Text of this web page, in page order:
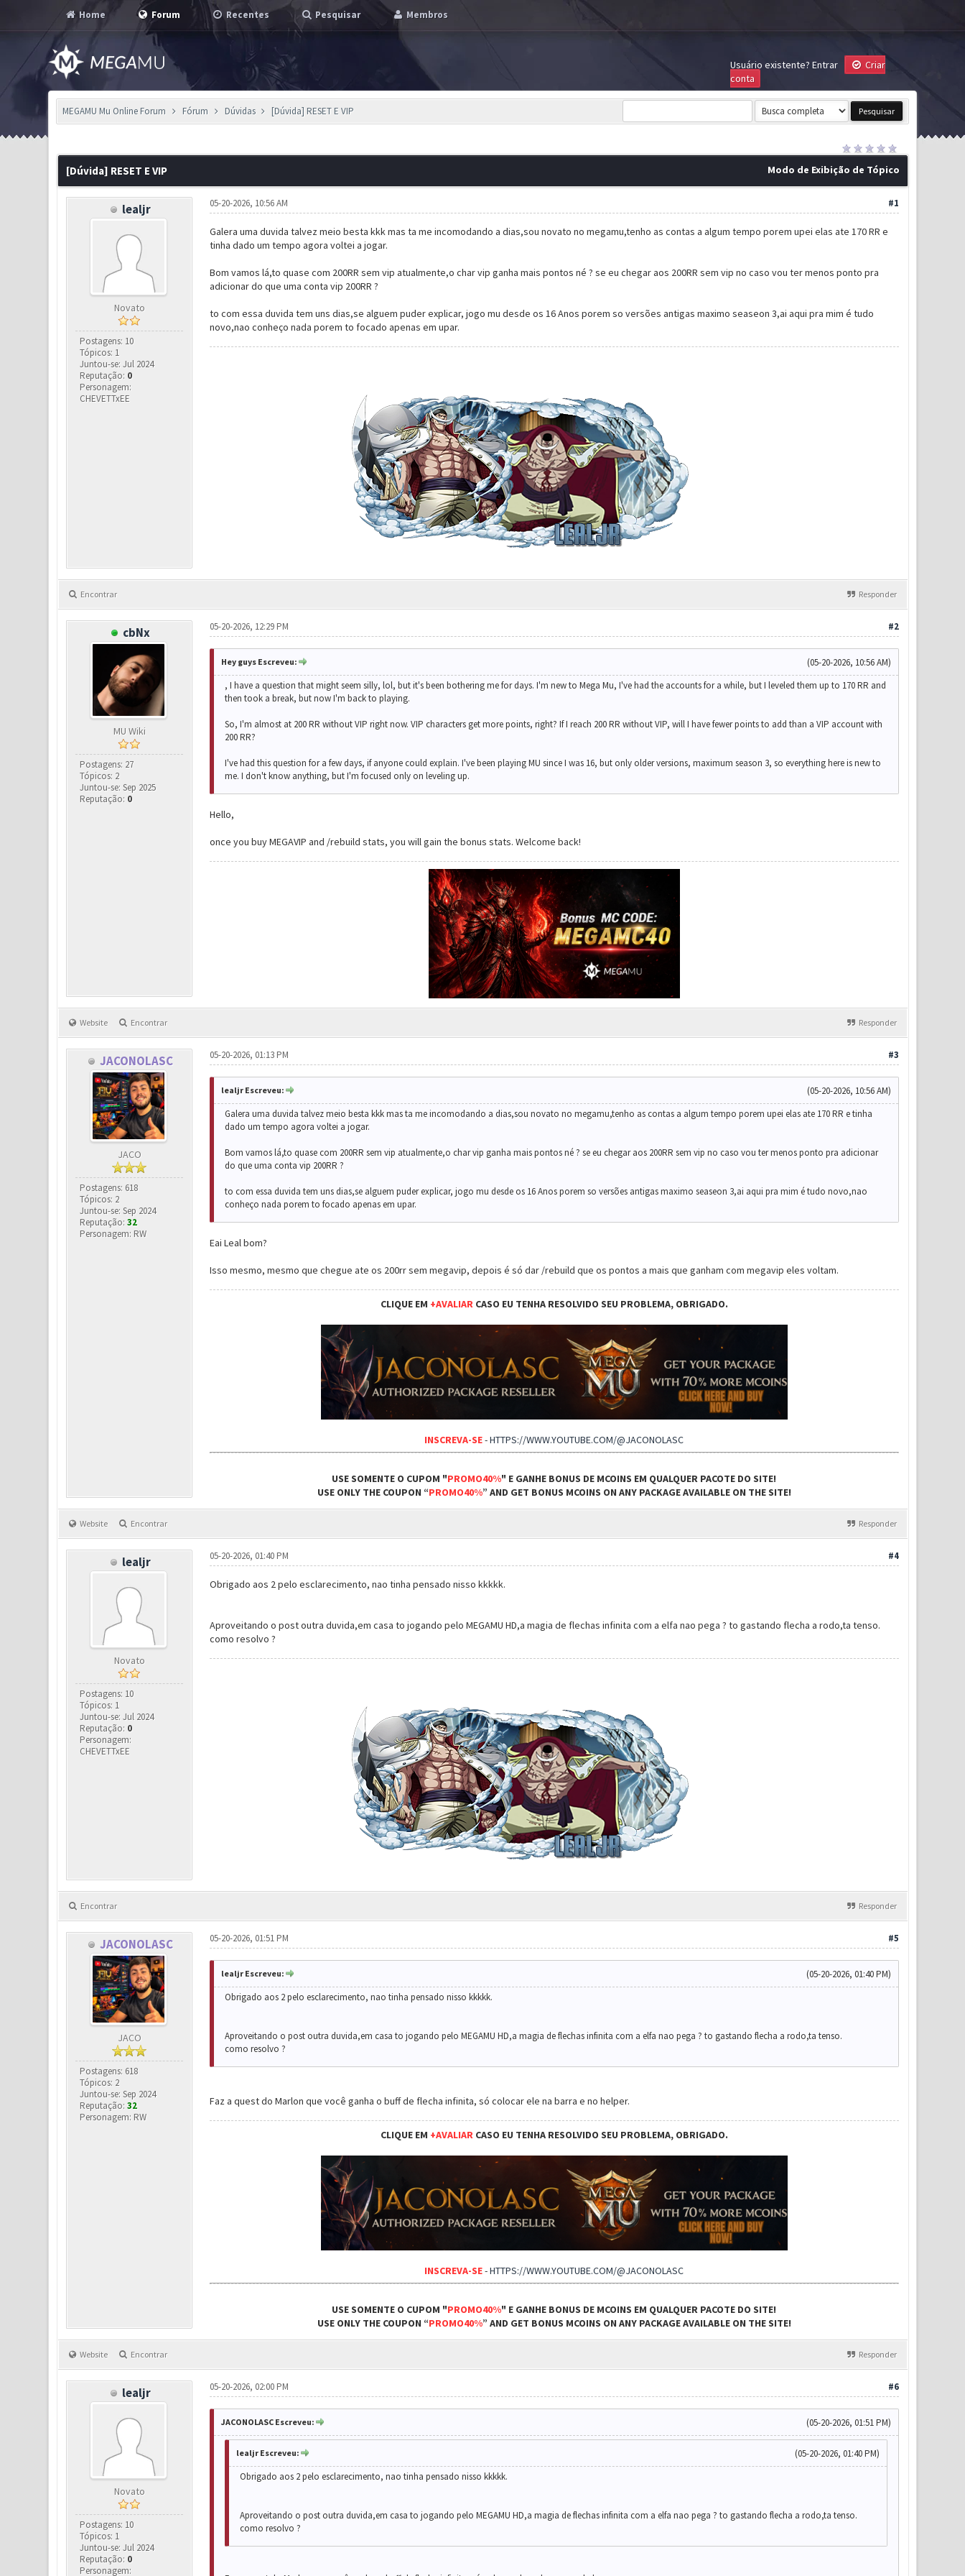
Home Forum Recentes Pesquisar Membros
Usuário existente? Entrar
Criar
conta
MEGAMU Mu Online Forum Fórum Dúvidas [Dúvida] RESET E VIP
Modo de Exibição de Tópico
[Dúvida] RESET E VIP
lealjr
Novato
Postagens: 10
Tópicos: 1
Juntou-se: Jul 2024
Reputação: 0
Personagem:
CHEVETTxEE
#1
05-20-2026, 10:56 AM
Galera uma duvida talvez meio besta kkk mas ta me incomodando a dias,sou novato no megamu,tenho as contas a algum tempo porem upei elas ate 170 RR e
tinha dado um tempo agora voltei a jogar.
Bom vamos lá,to quase com 200RR sem vip atualmente,o char vip ganha mais pontos né ? se eu chegar aos 200RR sem vip no caso vou ter menos ponto pra
adicionar do que uma conta vip 200RR ?
to com essa duvida tem uns dias,se alguem puder explicar, jogo mu desde os 16 Anos porem so versões antigas maximo seaseon 3,ai aqui pra mim é tudo
novo,nao conheço nada porem to focado apenas em upar.
Encontrar Responder
cbNx
MU Wiki
Postagens: 27
Tópicos: 2
Juntou-se: Sep 2025
Reputação: 0
#2
05-20-2026, 12:29 PM
(05-20-2026, 10:56 AM)
Hey guys Escreveu:
, I have a question that might seem silly, lol, but it's been bothering me for days. I'm new to Mega Mu, I've had the accounts for a while, but I leveled them up to 170 RR and
then took a break, but now I'm back to playing.
So, I'm almost at 200 RR without VIP right now. VIP characters get more points, right? If I reach 200 RR without VIP, will I have fewer points to add than a VIP account with
200 RR?
I've had this question for a few days, if anyone could explain. I've been playing MU since I was 16, but only older versions, maximum season 3, so everything here is new to
me. I don't know anything, but I'm focused only on leveling up.
Hello,
once you buy MEGAVIP and /rebuild stats, you will gain the bonus stats. Welcome back!
Website Encontrar Responder
JACONOLASC
JACO
Postagens: 618
Tópicos: 2
Juntou-se: Sep 2024
Reputação:32
Personagem: RW
#3
05-20-2026, 01:13 PM
(05-20-2026, 10:56 AM)
lealjr Escreveu:
Galera uma duvida talvez meio besta kkk mas ta me incomodando a dias,sou novato no megamu,tenho as contas a algum tempo porem upei elas ate 170 RR e tinha
dado um tempo agora voltei a jogar.
Bom vamos lá,to quase com 200RR sem vip atualmente,o char vip ganha mais pontos né ? se eu chegar aos 200RR sem vip no caso vou ter menos ponto pra adicionar
do que uma conta vip 200RR ?
to com essa duvida tem uns dias,se alguem puder explicar, jogo mu desde os 16 Anos porem so versões antigas maximo seaseon 3,ai aqui pra mim é tudo novo,nao
conheço nada porem to focado apenas em upar.
Eai Leal bom?
Isso mesmo, mesmo que chegue ate os 200rr sem megavip, depois é só dar /rebuild que os pontos a mais que ganham com megavip eles voltam.
CLIQUE EM +AVALIARCASO EU TENHA RESOLVIDO SEU PROBLEMA, OBRIGADO.
INSCREVA-SE-HTTPS://WWW.YOUTUBE.COM/@JACONOLASC
USE SOMENTE O CUPOM "PROMO40%" E GANHE BONUS DE MCOINS EM QUALQUER PACOTE DO SITE!
USE ONLY THE COUPON “PROMO40%” AND GET BONUS MCOINS ON ANY PACKAGE AVAILABLE ON THE SITE!
Website Encontrar Responder
lealjr
Novato
Postagens: 10
Tópicos: 1
Juntou-se: Jul 2024
Reputação: 0
Personagem:
CHEVETTxEE
#4
05-20-2026, 01:40 PM
Obrigado aos 2 pelo esclarecimento, nao tinha pensado nisso kkkkk.
Aproveitando o post outra duvida,em casa to jogando pelo MEGAMU HD,a magia de flechas infinita com a elfa nao pega ? to gastando flecha a rodo,ta tenso.
como resolvo ?
Encontrar Responder
JACONOLASC
JACO
Postagens: 618
Tópicos: 2
Juntou-se: Sep 2024
Reputação:32
Personagem: RW
#5
05-20-2026, 01:51 PM
(05-20-2026, 01:40 PM)
lealjr Escreveu:
Obrigado aos 2 pelo esclarecimento, nao tinha pensado nisso kkkkk.
Aproveitando o post outra duvida,em casa to jogando pelo MEGAMU HD,a magia de flechas infinita com a elfa nao pega ? to gastando flecha a rodo,ta tenso.
como resolvo ?
Faz a quest do Marlon que você ganha o buff de flecha infinita, só colocar ele na barra e no helper.
CLIQUE EM +AVALIARCASO EU TENHA RESOLVIDO SEU PROBLEMA, OBRIGADO.
INSCREVA-SE-HTTPS://WWW.YOUTUBE.COM/@JACONOLASC
USE SOMENTE O CUPOM "PROMO40%" E GANHE BONUS DE MCOINS EM QUALQUER PACOTE DO SITE!
USE ONLY THE COUPON “PROMO40%” AND GET BONUS MCOINS ON ANY PACKAGE AVAILABLE ON THE SITE!
Website Encontrar Responder
lealjr
Novato
Postagens: 10
Tópicos: 1
Juntou-se: Jul 2024
Reputação: 0
Personagem:
#6
05-20-2026, 02:00 PM
(05-20-2026, 01:51 PM)
JACONOLASC Escreveu:
(05-20-2026, 01:40 PM)
lealjr Escreveu:
Obrigado aos 2 pelo esclarecimento, nao tinha pensado nisso kkkkk.
Aproveitando o post outra duvida,em casa to jogando pelo MEGAMU HD,a magia de flechas infinita com a elfa nao pega ? to gastando flecha a rodo,ta tenso.
como resolvo ?